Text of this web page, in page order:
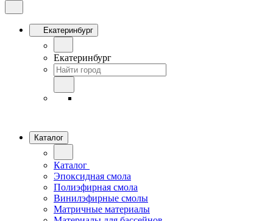
Екатеринбург
Екатеринбург
Каталог
Каталог
Эпоксидная смола
Полиэфирная смола
Винилэфирные смолы
Матричные материалы